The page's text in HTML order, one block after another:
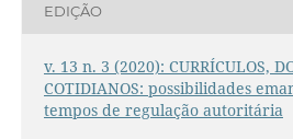
EDIÇÃO
v. 13 n. 3 (2020): CURRÍCULOS,
COTIDIANOS: possibilidades
tempos de regulação autoritária